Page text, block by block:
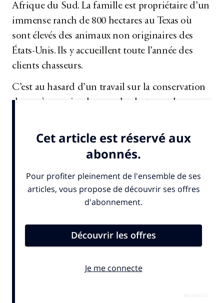
Afrique du Sud. La famille est propriétaire d’un
immense ranch de 800 hectares au Texas où
sont élevés des animaux non originaires des
États-Unis. Ils y accueillent toute l’année des
clients chasseurs.
C’est au hasard d’un travail sur la conservation
des espèces animales, que la photographe